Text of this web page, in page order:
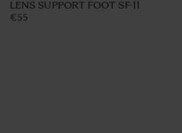
LENS SUPPORT FOOT SF-11
€55